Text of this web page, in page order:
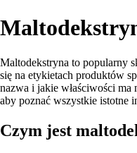
Maltodekstryna to popularny
się na etykietach produktów
nazwa i jakie właściwości ma
aby poznać wszystkie istotne
Czym jest